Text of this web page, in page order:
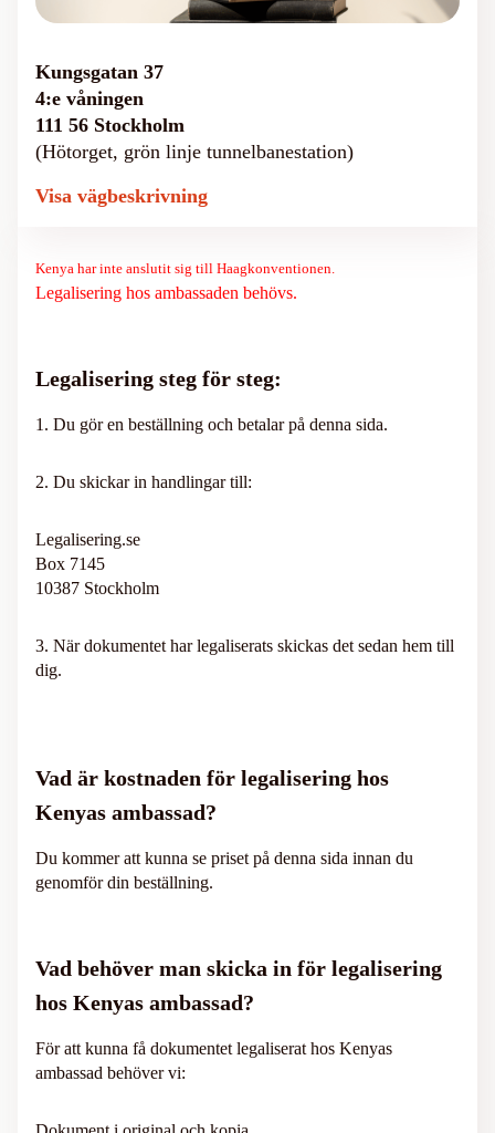
Kenya har inte anslutit sig till Haagkonventionen.
Legalisering hos ambassaden behövs.
Legalisering steg för steg:
1. Du gör en beställning och betalar på denna sida.
2. Du skickar in handlingar till:
Legalisering.se
Box 7145
10387 Stockholm
3. När dokumentet har legaliserats skickas det sedan hem till
dig.
Vad är kostnaden för legalisering hos
Kenyas ambassad?
Du kommer att kunna se priset på denna sida innan du
genomför din beställning.
Vad behöver man skicka in för legalisering
hos Kenyas ambassad?
För att kunna få dokumentet legaliserat hos Kenyas
ambassad behöver vi:
Kungsgatan 37
4:e våningen
111 56 Stockholm
(Hötorget, grön linje tunnelbanestation)
Visa vägbeskrivning